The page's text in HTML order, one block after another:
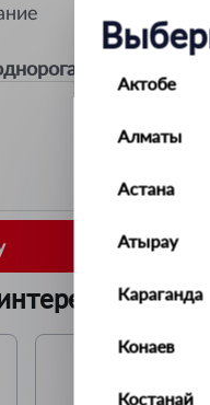
Актобе
Алматы
Астана
Атырау
Караганда
Конаев
Костанай
3кг